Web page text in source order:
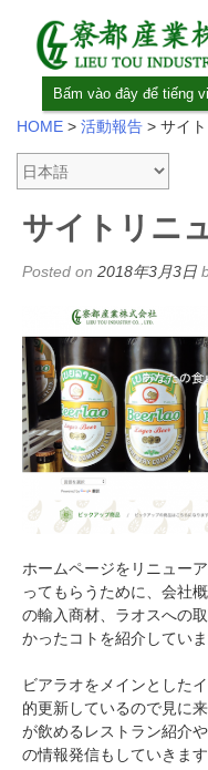
Bấm vào đây để tiếng
HOME > 活動報告 > サイ
サイトリニ
Posted on 2018年3月3日
ホームページをリニュー
ってもらうために、会社
の輸入商材、ラオスへの
かったコトを紹介していま
ビアラオをメインとした
的更新しているので見に
が飲めるレストラン紹介
の情報発信もしていきます